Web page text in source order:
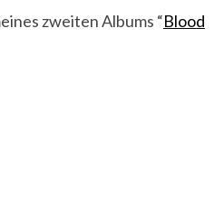
zweiten Albums “Blood